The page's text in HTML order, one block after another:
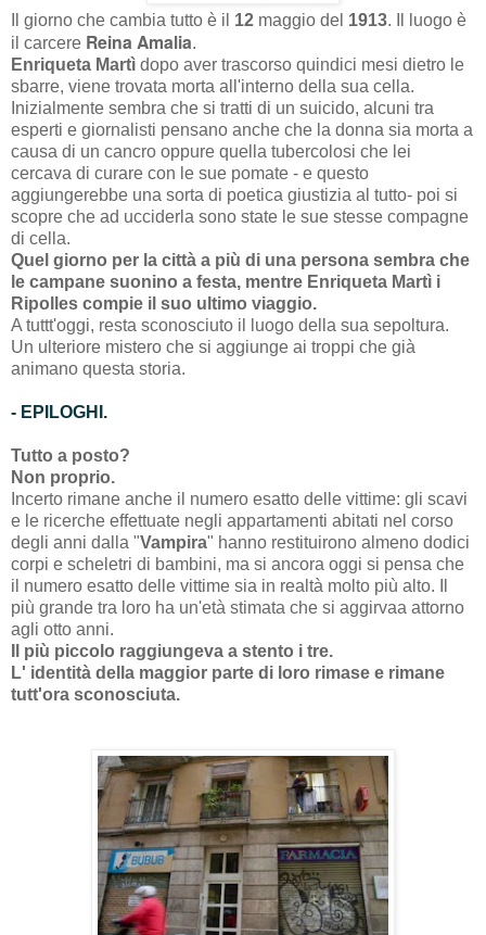
Il giorno che cambia tutto è il 12 maggio del 1913. Il luogo è
il carcere Reina Amalia.
Enriqueta Martì dopo aver trascorso quindici mesi dietro le
sbarre, viene trovata morta all'interno della sua cella.
Inizialmente sembra che si tratti di un suicido, alcuni tra
esperti e giornalisti pensano anche che la donna sia morta a
causa di un cancro oppure quella tubercolosi che lei
cercava di curare con le sue pomate - e questo
aggiungerebbe una sorta di poetica giustizia al tutto- poi si
scopre che ad ucciderla sono state le sue stesse compagne
di cella.
Quel giorno per la città a più di una persona sembra che
le campane suonino a festa, mentre Enriqueta Martì i
Ripolles compie il suo ultimo viaggio.
A tuttt'oggi, resta sconosciuto il luogo della sua sepoltura.
Un ulteriore mistero che si aggiunge ai troppi che già
animano questa storia.
- EPILOGHI.
Tutto a posto?
Non proprio.
Incerto rimane anche il numero esatto delle vittime: gli scavi
e le ricerche effettuate negli appartamenti abitati nel corso
degli anni dalla "Vampira" hanno restituirono almeno dodici
corpi e scheletri di bambini, ma si ancora oggi si pensa che
il numero esatto delle vittime sia in realtà molto più alto. Il
più grande tra loro ha un'età stimata che si aggirvaa attorno
agli otto anni.
Il più piccolo raggiungeva a stento i tre.
L' identità della maggior parte di loro rimase e rimane
tutt'ora sconosciuta.